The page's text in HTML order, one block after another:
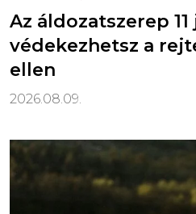
Az áldozatszerep
védekezhetsz a
ellen
2026.08.09.